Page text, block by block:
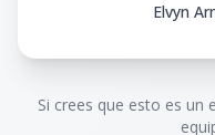
Elvyn
Si crees que esto es